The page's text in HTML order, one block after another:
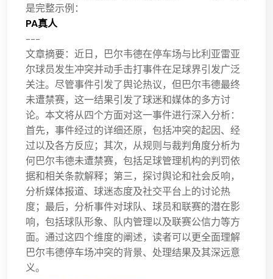
是完整示例：
PA真人
---
文章摘要：近日，巴尔韦德在停车场与比利亚雷亚
尔球员发生冲突并动手击打事件在足球界引发广泛
关注。尽管事件引发了舆论热议，但巴尔韦德最终
未遭禁赛，这一结果引发了球迷和媒体的多方讨
论。本文将从四个方面对这一事件进行深入分析：
首先，事件经过的详细还原，包括冲突的起因、经
过以及各方反应；其次，从规则与裁判角度分析为
何巴尔韦德未遭禁赛，包括足球管理机构的判罚依
据和相关条款解释；第三，探讨舆论和社会反响，
分析媒体报道、球迷态度及社交平台上的讨论热
度；最后，分析事件对球队、球员和联赛的潜在影
响，包括球队形象、队内管理以及联赛公信力等方
面。通过这四个维度的阐述，读者可以更全面理解
巴尔韦德停车场冲突的背景、处理结果及其深远意
义。